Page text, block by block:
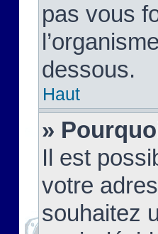
pas vous
dessous.
Haut
»
Il est
votre
souhaitez